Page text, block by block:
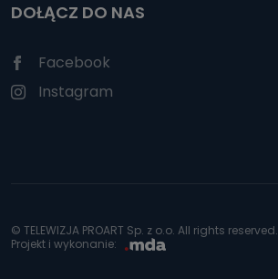
DOŁĄCZ DO NAS
Facebook
Instagram
© TELEWIZJA PROART Sp. z o.o. All rights reserved.
Projekt i wykonanie: